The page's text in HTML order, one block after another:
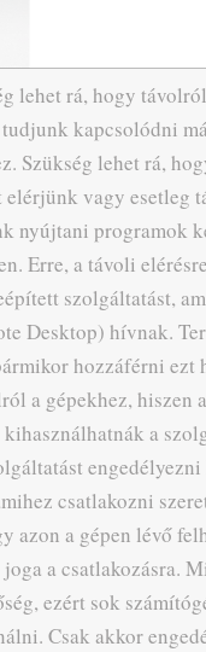
lehet rá, hogy
kapcsolódni
Szükség lehet rá,
elérjünk vagy esetleg
nyújtani programok
Erre, a távoli
szolgáltatást,
Desktop) hívnak.
hozzáférni ezt
a gépekhez, hiszen
a
csatlakozni
azon a gépen lévő
a csatlakozásra.
ezért sok
Csak akkor